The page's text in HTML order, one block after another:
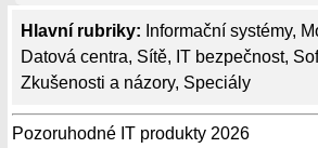
Hlavní rubriky: Informační systémy,
Datová centra, Sítě, IT bezpečnost,
Zkušenosti a názory, Speciály
Pozoruhodné IT produkty 2026